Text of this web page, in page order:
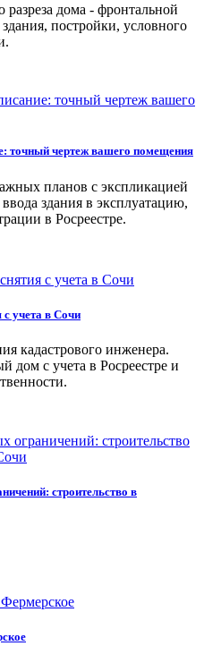
разреза дома - фронтальной
постройки, условного
точный чертеж вашего помещения
планов с экспликацией
здания в эксплуатацию,
в Росреестре.
с учета в Сочи
кадастрового инженера.
дом с учета в Росреестре и
строительство в